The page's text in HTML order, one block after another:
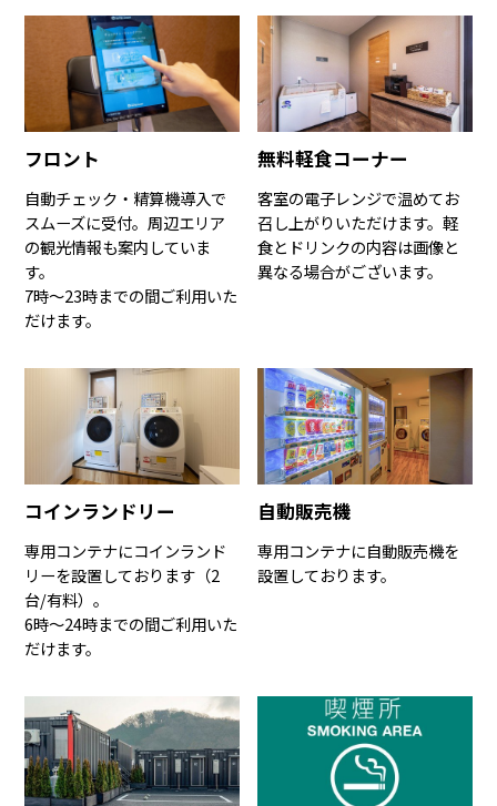
フロント
自動チェック・精算機導入で
スムーズに受付。周辺エリア
の観光情報も案内していま
す。
7時〜23時までの間ご利用いた
だけます。
無料軽食コーナー
客室の電子レンジで温めてお
召し上がりいただけます。軽
食とドリンクの内容は画像と
異なる場合がございます。
コインランドリー
専用コンテナにコインランド
リーを設置しております（2
台/有料）。
6時〜24時までの間ご利用いた
だけます。
自動販売機
専用コンテナに自動販売機を
設置しております。